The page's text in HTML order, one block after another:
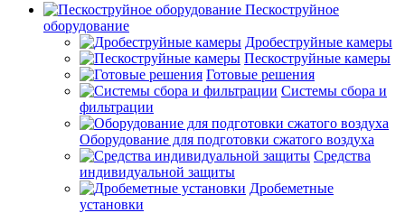
Пескоструйное
оборудование
Дробеструйные камеры
Пескоструйные камеры
Готовые решения
Системы сбора и
фильтрации
Оборудование для подготовки сжатого воздуха
Средства
индивидуальной защиты
Дробеметные
установки